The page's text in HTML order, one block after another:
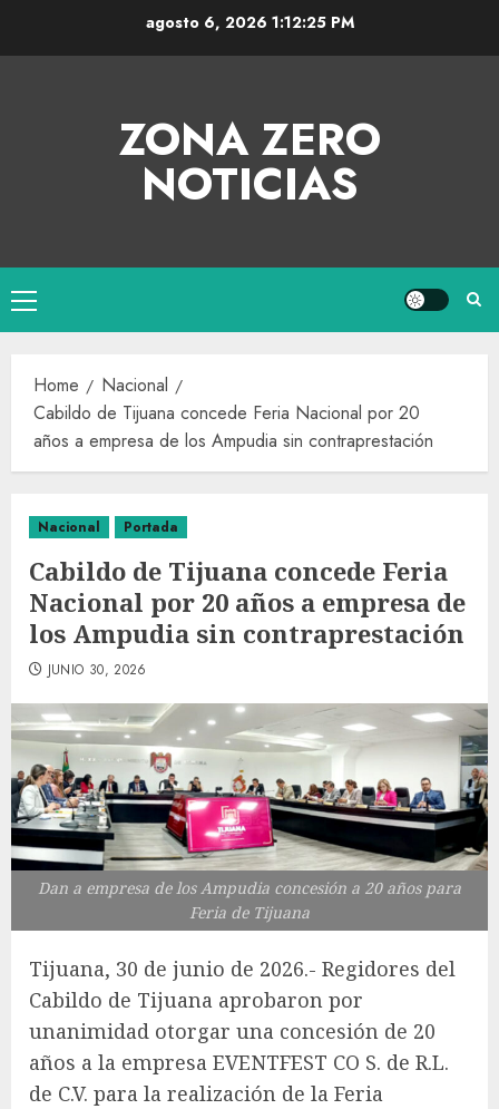
agosto 6, 2026 1:12:26 PM
ZONA ZERO
NOTICIAS
Home
Nacional
Cabildo de Tijuana concede Feria Nacional por 20
años a empresa de los Ampudia sin contraprestación
Nacional Portada
Cabildo de Tijuana concede Feria
Nacional por 20 años a empresa de
los Ampudia sin contraprestación
JUNIO 30, 2026
Dan a empresa de los Ampudia concesión a 20 años para
Feria de Tijuana
Tijuana, 30 de junio de 2026.- Regidores del
Cabildo de Tijuana aprobaron por
unanimidad otorgar una concesión de 20
años a la empresa EVENTFEST CO S. de R.L.
de C.V. para la realización de la Feria